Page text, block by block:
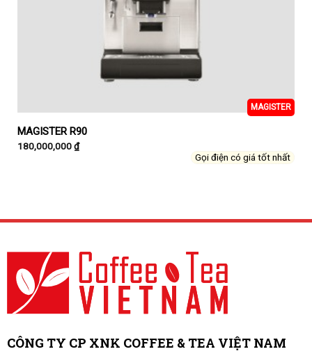
MAGISTER
MAGISTER R90
180,000,000₫
Gọi điện có giá tốt nhất
CÔNG TY CP XNK COFFEE & TEA VIỆT NAM